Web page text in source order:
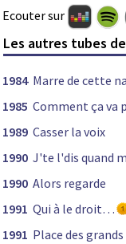
Ecouter sur
Les autres tubes
1984 Marre de cette
1985 Comment ça va
1989 Casser la voix
1990 J'te l'dis quand
1990 Alors regarde
1991 Qui à le droit…
1991 Place des